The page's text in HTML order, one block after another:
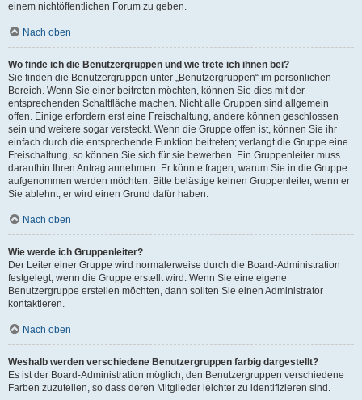
einem nichtöffentlichen Forum zu geben.
Nach oben
Wo finde ich die Benutzergruppen und wie trete ich ihnen bei?
Sie finden die Benutzergruppen unter „Benutzergruppen“ im persönlichen
Bereich. Wenn Sie einer beitreten möchten, können Sie dies mit der
entsprechenden Schaltfläche machen. Nicht alle Gruppen sind allgemein
offen. Einige erfordern erst eine Freischaltung, andere können geschlossen
sein und weitere sogar versteckt. Wenn die Gruppe offen ist, können Sie ihr
einfach durch die entsprechende Funktion beitreten; verlangt die Gruppe eine
Freischaltung, so können Sie sich für sie bewerben. Ein Gruppenleiter muss
daraufhin Ihren Antrag annehmen. Er könnte fragen, warum Sie in die Gruppe
aufgenommen werden möchten. Bitte belästige keinen Gruppenleiter, wenn er
Sie ablehnt, er wird einen Grund dafür haben.
Nach oben
Wie werde ich Gruppenleiter?
Der Leiter einer Gruppe wird normalerweise durch die Board-Administration
festgelegt, wenn die Gruppe erstellt wird. Wenn Sie eine eigene
Benutzergruppe erstellen möchten, dann sollten Sie einen Administrator
kontaktieren.
Nach oben
Weshalb werden verschiedene Benutzergruppen farbig dargestellt?
Es ist der Board-Administration möglich, den Benutzergruppen verschiedene
Farben zuzuteilen, so dass deren Mitglieder leichter zu identifizieren sind.